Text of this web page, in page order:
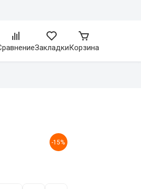
ЗакладкиКорзина
-15%